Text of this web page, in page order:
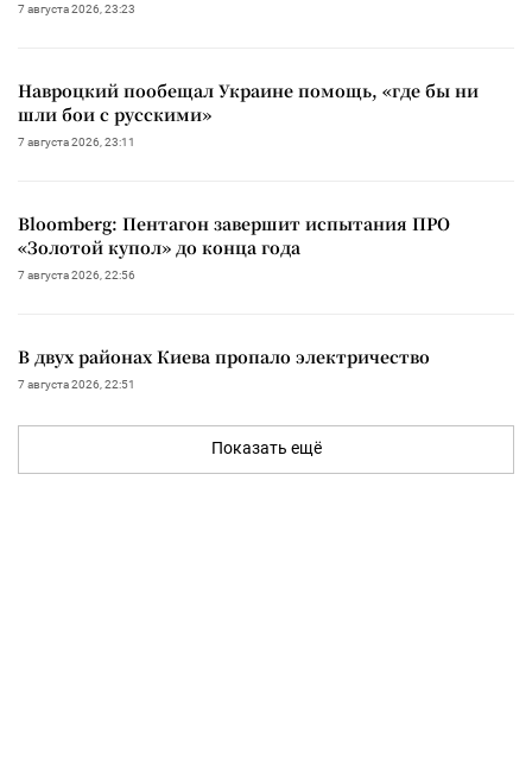
7 августа 2026, 23:23
Навроцкий пообещал Украине помощь, «где бы ни
шли бои с русскими»
7 августа 2026, 23:11
Bloomberg: Пентагон завершит испытания ПРО
«Золотой купол» до конца года
7 августа 2026, 22:56
В двух районах Киева пропало электричество
7 августа 2026, 22:51
Показать ещё